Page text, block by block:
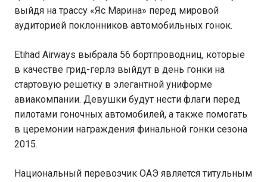
выйдя на трассу «Яс Марина» перед мировой
аудиторией поклонников автомобильных гонок.
Etihad Airways выбрала 56 бортпроводниц, которые
в качестве грид-герлз выйдут в день гонки на
стартовую решетку в элегантной униформе
авиакомпании. Девушки будут нести флаги перед
пилотами гоночных автомобилей, а также помогать
в церемонии награждения финальной гонки сезона
2015.
Национальный перевозчик ОАЭ является титульным